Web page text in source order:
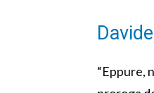
“Eppure,